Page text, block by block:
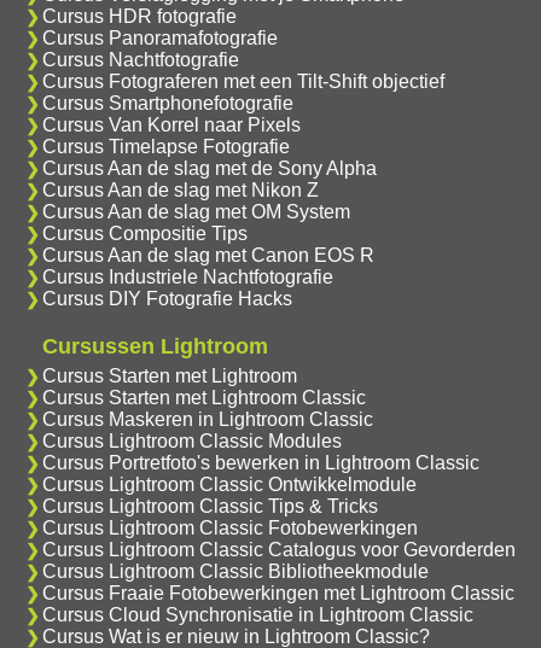
Cursus HDR fotografie
Cursus Panoramafotografie
Cursus Nachtfotografie
Cursus Fotograferen met een Tilt-Shift objectief
Cursus Smartphonefotografie
Cursus Van Korrel naar Pixels
Cursus Timelapse Fotografie
Cursus Aan de slag met de Sony Alpha
Cursus Aan de slag met Nikon Z
Cursus Aan de slag met OM System
Cursus Compositie Tips
Cursus Aan de slag met Canon EOS R
Cursus Industriele Nachtfotografie
Cursus DIY Fotografie Hacks
Cursussen Lightroom
Cursus Starten met Lightroom
Cursus Starten met Lightroom Classic
Cursus Maskeren in Lightroom Classic
Cursus Lightroom Classic Modules
Cursus Portretfoto's bewerken in Lightroom Classic
Cursus Lightroom Classic Ontwikkelmodule
Cursus Lightroom Classic Tips & Tricks
Cursus Lightroom Classic Fotobewerkingen
Cursus Lightroom Classic Catalogus voor Gevorderden
Cursus Lightroom Classic Bibliotheekmodule
Cursus Fraaie Fotobewerkingen met Lightroom Classic
Cursus Cloud Synchronisatie in Lightroom Classic
Cursus Wat is er nieuw in Lightroom Classic?